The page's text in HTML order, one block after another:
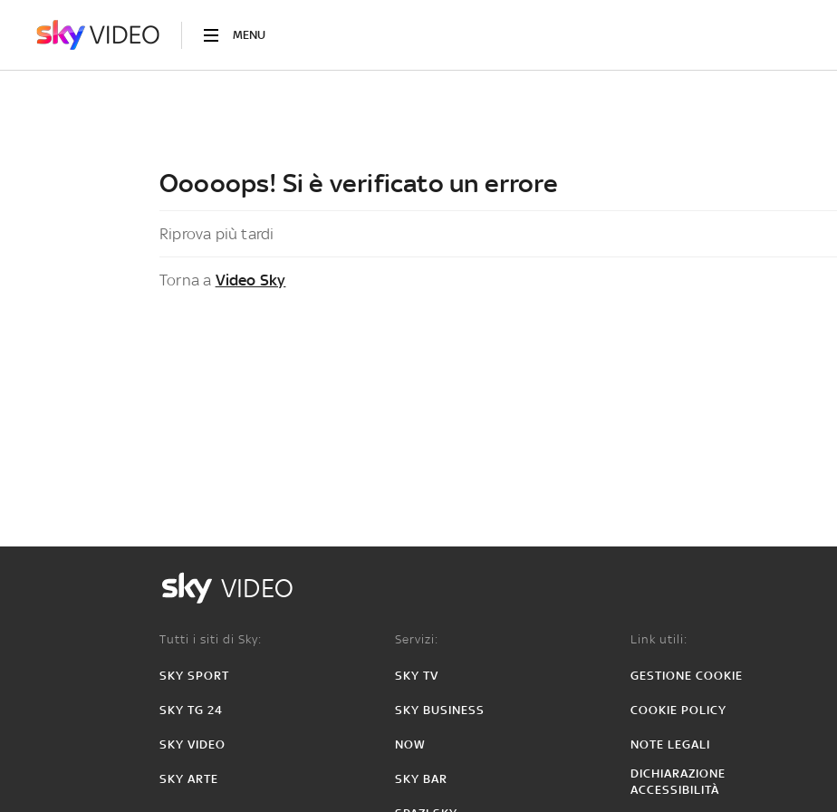
MENU
Ooooops! Si è verificato un errore
Riprova più tardi
Torna a Video Sky
VIDEO
Tutti i siti di Sky:
SKY SPORT
SKY TG 24
SKY VIDEO
SKY ARTE
Servizi:
SKY TV
SKY BUSINESS
NOW
SKY BAR
Link utili:
GESTIONE COOKIE
COOKIE POLICY
NOTE LEGALI
DICHIARAZIONE
ACCESSIBILITÀ